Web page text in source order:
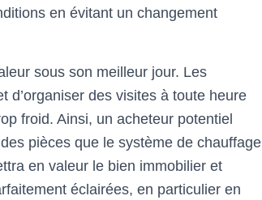
en évitant un changement
sous son meilleur jour. Les
d’organiser des visites à toute heure
froid. Ainsi, un acheteur potentiel
pièces que le système de chauffage
en valeur le bien immobilier et
éclairées, en particulier en